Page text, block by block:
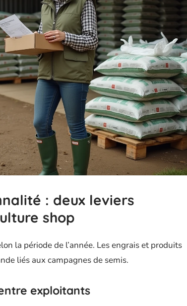
: deux leviers
shop
la période de l’année. Les engrais et produits
liés aux campagnes de semis.
exploitants